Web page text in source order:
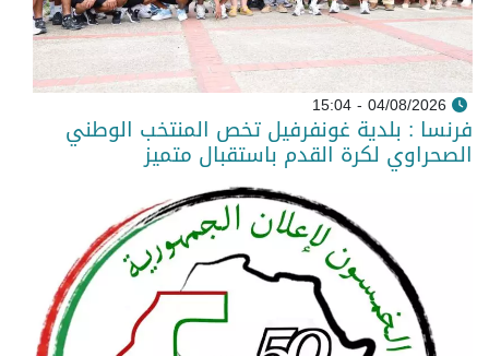
04/08/2026 - 15:04
فرنسا : بلدية غونفرفيل تخص المنتخب الوطني
الصحراوي لكرة القدم باستقبال متميز